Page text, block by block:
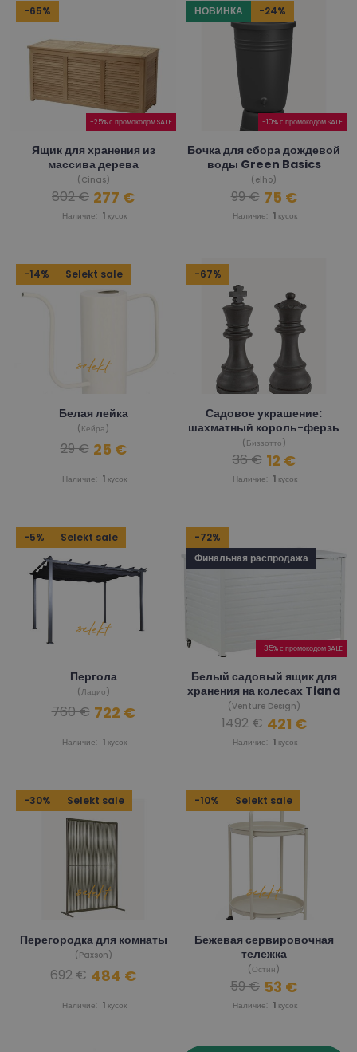
-65%
-25% с промокодом SALE
Ящик для хранения из
массива дерева
(Cinas)
Наличие: 1 кусок
802 € 277 €
НОВИНКА -24%
-10% с промокодом SALE
Бочка для сбора дождевой
воды Green Basics
(elho)
Наличие: 1 кусок
99 € 75 €
-14% Selekt sale
Белая лейка
(Кейра)
Наличие: 1 кусок
29 € 25 €
-67%
Садовое украшение:
шахматный король-ферзь
(Биззотто)
Наличие: 1 кусок
36 € 12 €
-5% Selekt sale
Пергола
(Лацио)
Наличие: 1 кусок
760 € 722 €
-72%
Финальная распродажа
-35% с промокодом SALE
Белый садовый ящик для
хранения на колесах Tiana
(Venture Design)
Наличие: 1 кусок
1492 € 421 €
-30% Selekt sale
Перегородка для комнаты
(Paxson)
Наличие: 1 кусок
692 € 484 €
-10% Selekt sale
Бежевая сервировочная
тележка
(Остин)
Наличие: 1 кусок
59 € 53 €